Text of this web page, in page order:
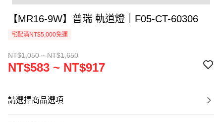
【MR16-9W】普瑞 軌道燈｜F05-CT-60306
宅配滿NT$5,000免運
NT$1,050 ~ NT$1,650
NT$583 ~ NT$917
請選擇商品選項